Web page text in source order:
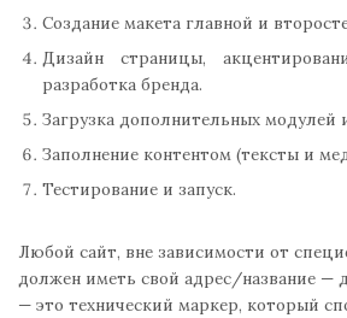
Создание макета главной и
Дизайн страницы,
разработка бренда.
Загрузка дополнительных модулей
Заполнение контентом (тексты и
Тестирование и запуск.
Любой сайт, вне зависимости от
должен иметь свой адрес/название —
— это технический маркер, который